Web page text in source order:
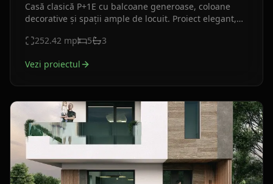
Casă clasică P+1E cu balcoane generoase, coloane
decorative și spații ample de locuit. Proiect elegant,
252.42 mp 5 3
Vezi proiectul